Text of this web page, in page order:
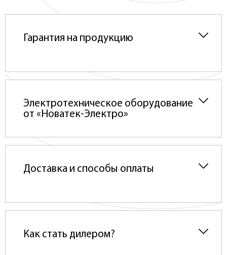
Гарантия на продукцию
Электротехническое оборудование
от «Новатек-Электро»
Доставка и способы оплаты
Как стать дилером?